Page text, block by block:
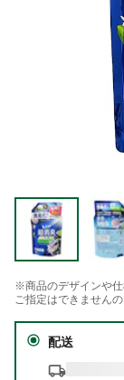
※商品のデザインや仕
ご指定はできません
配送